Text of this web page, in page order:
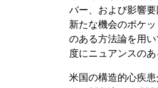
バー、および影響
新たな機会のポケ
のある方法論を用
度にニュアンスのあ
米国の構造的心疾